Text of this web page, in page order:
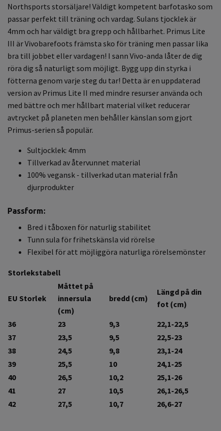
Northsports storsäljare! Väldigt kompetent barfotasko som
passar perfekt till träning och vardag. Sulans tjocklek är
4mm och har väldigt bra grepp och hållbarhet. Primus Lite
III är Vivobarefoots främsta sko för träning men passar lika
bra till jobbet eller vardagen! I sann Vivo-anda låter de dig
röra dig så naturligt som möjligt. Bygg upp din styrka i
fötterna genom varje steg du tar! Detta är en uppdaterad
version av Primus Lite II med mindre resurser använda och
med bättre och mer hållbart material vilket reducerar
avtrycket på planeten men behåller känslan som gjort
Primus-serien så populär.
Sultjocklek: 4mm
Tillverkad av återvunnet material
100% vegansk - tillverkad utan material från
djurprodukter
Passform:
Bred i tåboxen för naturlig stabilitet
Tunn sula för frihetskänsla vid rörelse
Flexibel för att möjliggöra naturliga rörelsemönster
Storlekstabell
EU Storlek
Måttet på
innersula
(cm)
bredd (cm)
Längd på din
fot (cm)
36
23 9,3
22,1-22,5
37
23,5 9,5
22,5-23
38
24,5 9,8
23,1-24
39
25,5 10
24,1-25
40
26,5 10,2
25,1-26
41
27 10,5
26,1-26,5
42
27,5 10,7 26,6-27